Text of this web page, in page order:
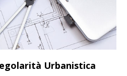
Urbanistica